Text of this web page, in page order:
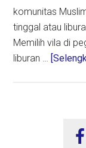
komunitas
tinggal atau
Memilih vila di
liburan …
Sidebar